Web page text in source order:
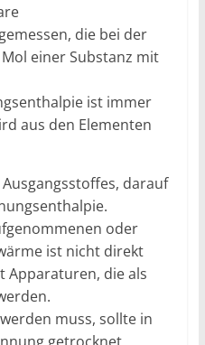
die bei der
einer Substanz mit
ist immer
aus den Elementen
darauf
oder
ist nicht direkt
Apparaturen, die als
muss, sollte in
getrocknet